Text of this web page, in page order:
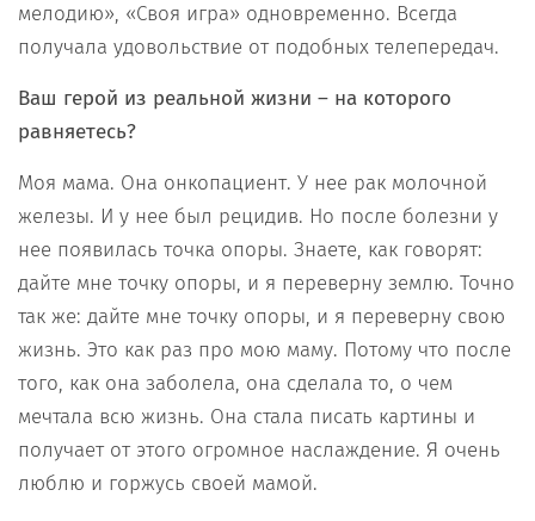
мелодию», «Своя игра» одновременно. Всегда
получала удовольствие от подобных телепередач.
Ваш герой из реальной жизни – на которого
равняетесь?
Моя мама. Она онкопациент. У нее рак молочной
железы. И у нее был рецидив. Но после болезни у
нее появилась точка опоры. Знаете, как говорят:
дайте мне точку опоры, и я переверну землю. Точно
так же: дайте мне точку опоры, и я переверну свою
жизнь. Это как раз про мою маму. Потому что после
того, как она заболела, она сделала то, о чем
мечтала всю жизнь. Она стала писать картины и
получает от этого огромное наслаждение. Я очень
люблю и горжусь своей мамой.